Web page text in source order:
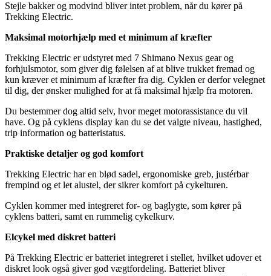
Stejle bakker og modvind bliver intet problem, når du kører på
Trekking Electric.
Maksimal motorhjælp med et minimum af kræfter
Trekking Electric er udstyret med 7 Shimano Nexus gear og
forhjulsmotor, som giver dig følelsen af at blive trukket fremad og
kun kræver et minimum af kræfter fra dig. Cyklen er derfor velegnet
til dig, der ønsker mulighed for at få maksimal hjælp fra motoren.
Du bestemmer dog altid selv, hvor meget motorassistance du vil
have. Og på cyklens display kan du se det valgte niveau, hastighed,
trip information og batteristatus.
Praktiske detaljer og god komfort
Trekking Electric har en blød sadel, ergonomiske greb, justérbar
frempind og et let alustel, der sikrer komfort på cykelturen.
Cyklen kommer med integreret for- og baglygte, som kører på
cyklens batteri, samt en rummelig cykelkurv.
Elcykel med diskret batteri
På Trekking Electric er batteriet integreret i stellet, hvilket udover et
diskret look også giver god vægtfordeling. Batteriet bliver